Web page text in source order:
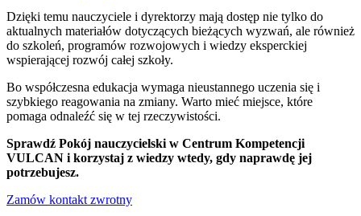
Dzięki temu nauczyciele i dyrektorzy mają dostęp nie tylko do
aktualnych materiałów dotyczących bieżących wyzwań, ale również
do szkoleń, programów rozwojowych i wiedzy eksperckiej
wspierającej rozwój całej szkoły.
Bo współczesna edukacja wymaga nieustannego uczenia się i
szybkiego reagowania na zmiany. Warto mieć miejsce, które
pomaga odnaleźć się w tej rzeczywistości.
Sprawdź Pokój nauczycielski w Centrum Kompetencji
VULCAN i korzystaj z wiedzy wtedy, gdy naprawdę jej
potrzebujesz.
Zamów kontakt zwrotny